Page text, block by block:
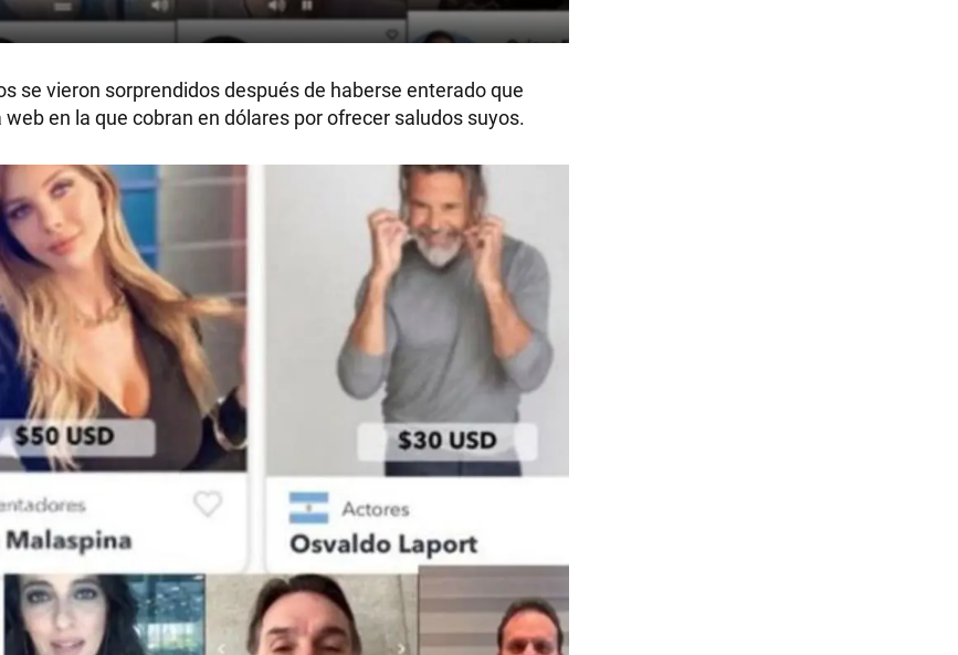
se vieron sorprendidos después de haberse enterado que
en la que cobran en dólares por ofrecer saludos suyos.